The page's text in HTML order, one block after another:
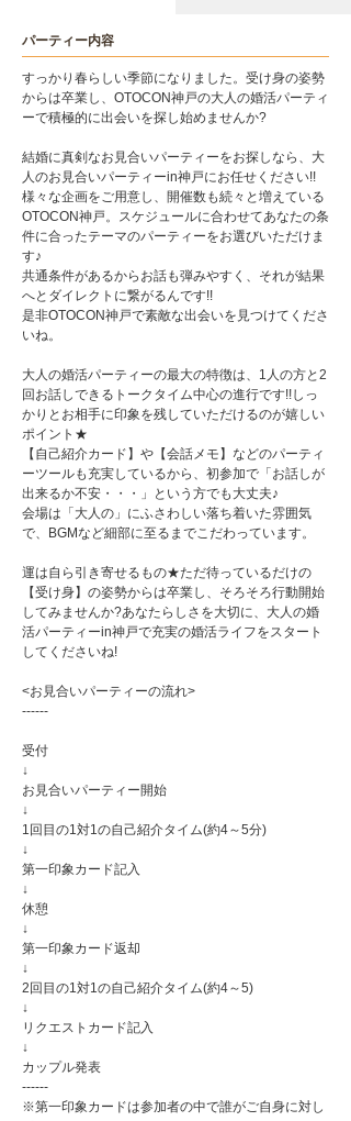
パーティー内容
すっかり春らしい季節になりました。受け身の姿勢
からは卒業し、OTOCON神戸の大人の婚活パーティ
ーで積極的に出会いを探し始めませんか?
結婚に真剣なお見合いパーティーをお探しなら、大
人のお見合いパーティーin神戸にお任せください!!
様々な企画をご用意し、開催数も続々と増えている
OTOCON神戸。スケジュールに合わせてあなたの条
件に合ったテーマのパーティーをお選びいただけま
す♪
共通条件があるからお話も弾みやすく、それが結果
へとダイレクトに繋がるんです!!
是非OTOCON神戸で素敵な出会いを見つけてくださ
いね。
大人の婚活パーティーの最大の特徴は、1人の方と2
回お話しできるトークタイム中心の進行です!!しっ
かりとお相手に印象を残していただけるのが嬉しい
ポイント★
【自己紹介カード】や【会話メモ】などのパーティ
ーツールも充実しているから、初参加で「お話しが
出来るか不安・・・」という方でも大丈夫♪
会場は「大人の」にふさわしい落ち着いた雰囲気
で、BGMなど細部に至るまでこだわっています。
運は自ら引き寄せるもの★ただ待っているだけの
【受け身】の姿勢からは卒業し、そろそろ行動開始
してみませんか?あなたらしさを大切に、大人の婚
活パーティーin神戸で充実の婚活ライフをスタート
してくださいね!
<お見合いパーティーの流れ>
------
受付
↓
お見合いパーティー開始
↓
1回目の1対1の自己紹介タイム(約4～5分)
↓
第一印象カード記入
↓
休憩
↓
第一印象カード返却
↓
2回目の1対1の自己紹介タイム(約4～5)
↓
リクエストカード記入
↓
カップル発表
------
※第一印象カードは参加者の中で誰がご自身に対し